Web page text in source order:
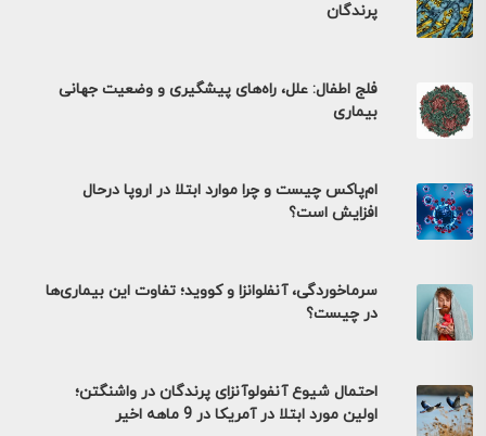
پرندگان
فلج اطفال: علل، راه‌های پیشگیری و وضعیت جهانی
بیماری
ام‌پاکس چیست و چرا موارد ابتلا در اروپا درحال
افزایش است؟
سرماخوردگی، آنفلوانزا و کووید؛ تفاوت این بیماری‌ها
در چیست؟
احتمال شیوع آنفولوآنزای پرندگان در واشنگتن؛
اولین مورد ابتلا در آمریکا در 9 ماهه اخیر